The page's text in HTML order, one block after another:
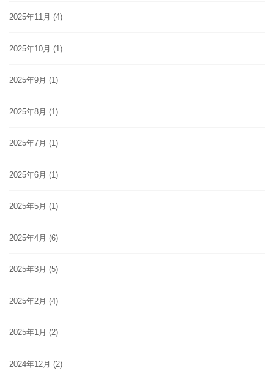
2025年11月 (4)
2025年10月 (1)
2025年9月 (1)
2025年8月 (1)
2025年7月 (1)
2025年6月 (1)
2025年5月 (1)
2025年4月 (6)
2025年3月 (5)
2025年2月 (4)
2025年1月 (2)
2024年12月 (2)